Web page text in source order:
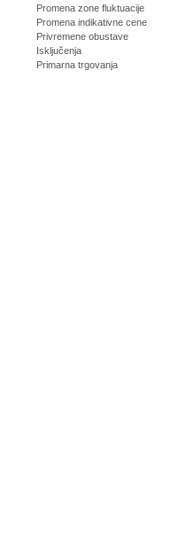
Promena zone fluktuacije
Promena indikativne cene
Privremene obustave
Isključenja
Primarna trgovanja